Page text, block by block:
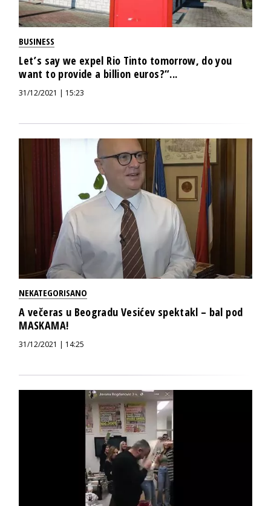
BUSINESS
Let’s say we expel Rio Tinto tomorrow, do you
want to provide a billion euros?“...
31/12/2021 | 15:23
NEKATEGORISANO
A večeras u Beogradu Vesićev spektakl – bal pod
MASKAMA!
31/12/2021 | 14:25